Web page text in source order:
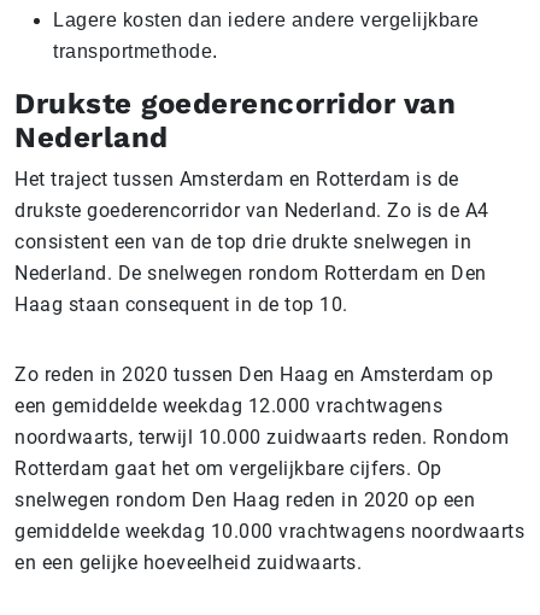
Lagere kosten dan iedere andere vergelijkbare
transportmethode.
Drukste goederencorridor van
Nederland
Het traject tussen Amsterdam en Rotterdam is de
drukste goederencorridor van Nederland. Zo is de A4
consistent een van de top drie drukte snelwegen in
Nederland. De snelwegen rondom Rotterdam en Den
Haag staan consequent in de top 10.
Zo reden in 2020 tussen Den Haag en Amsterdam op
een gemiddelde weekdag 12.000 vrachtwagens
noordwaarts, terwijl 10.000 zuidwaarts reden. Rondom
Rotterdam gaat het om vergelijkbare cijfers. Op
snelwegen rondom Den Haag reden in 2020 op een
gemiddelde weekdag 10.000 vrachtwagens noordwaarts
en een gelijke hoeveelheid zuidwaarts.